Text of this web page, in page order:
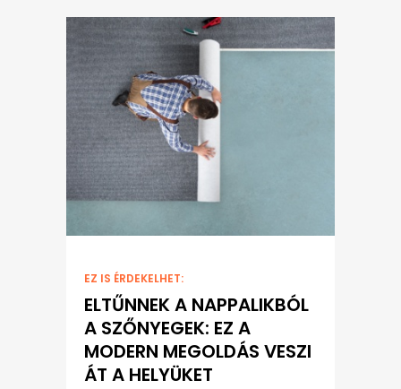
EZ IS ÉRDEKELHET:
ELTŰNNEK A NAPPALIKBÓL
A SZŐNYEGEK: EZ A
MODERN MEGOLDÁS VESZI
ÁT A HELYÜKET